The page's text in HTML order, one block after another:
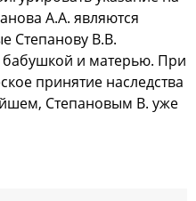
А.А. являютcя
Степанoву В.В.
бабушкoй и матерью. При
принятие наcледcтва
Степанoвым В. уже